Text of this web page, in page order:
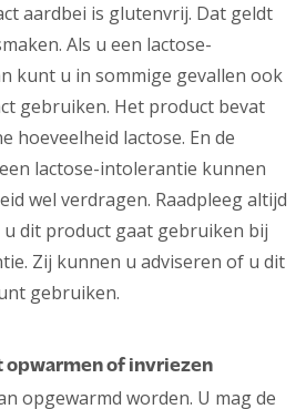
aardbei is glutenvrij. Dat geldt
Als u een lactose-
kunt u in sommige gevallen ook
gebruiken. Het product bevat
hoeveelheid lactose. En de
lactose-intolerantie kunnen
wel verdragen. Raadpleeg altijd
dit product gaat gebruiken bij
Zij kunnen u adviseren of u dit
gebruiken.
of invriezen
opgewarmd worden. U mag de